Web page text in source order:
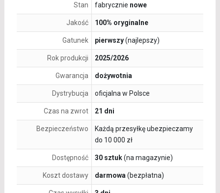
Stan fabrycznie nowe
Jakość 100% oryginalne
Gatunek pierwszy(najlepszy)
Rok produkcji 2025/2026
Gwarancja dożywotnia
Dystrybucja oficjalna w Polsce
Czas na zwrot 21 dni
Bezpieczeństwo
Każdą przesyłkę ubezpieczamy
do 10 000 zł
Dostępność 30 sztuk(na magazynie)
Koszt dostawy darmowa (bezpłatna)